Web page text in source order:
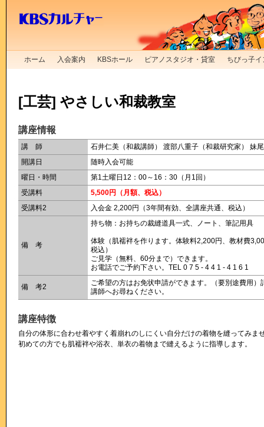
ホーム 入会案内 KBSホール ピアノスタジオ・貸室 ちびっ子
[工芸] やさしい和裁教室
講座情報
講 師
石井仁美（和裁講師） 渡部八重子（和裁研究家） 妹
開講日
随時入会可能
曜日・時間
第1土曜日12：00～16：30（月1回）
受講料
5,500円（月額、税込）
受講料2
入会金 2,200円（3年間有効、全講座共通、税込）
備 考
持ち物：お持ちの裁縫道具一式、ノート、筆記用具
体験（肌襦袢を作ります。体験料2,200円、教材費
税込）
ご見学（無料、60分まで）できます。
お電話でご予約下さい。TEL 0 7 5 - 4 4 1 - 4 1 6 1
備 考2
ご希望の方はお免状申請ができます。（要別途費用）
講師へお尋ねください。
講座特徴
自分の体形に合わせ着やすく着崩れのしにくい自分だけの着物を縫ってみま
初めての方でも肌襦袢や浴衣、単衣の着物まで縫えるように指導します。